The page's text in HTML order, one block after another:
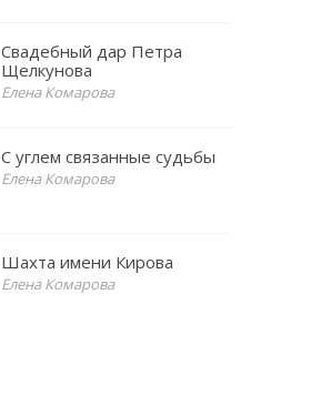
Свадебный дар Петра
Щелкунова
Елена Комарова
С углем связанные судьбы
Елена Комарова
Шахта имени Кирова
Елена Комарова